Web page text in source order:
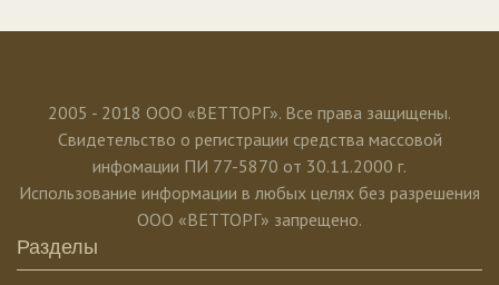
2005 - 2018 ООО «ВЕТТОРГ». Все права защищены.
Свидетельство о регистрации средства массовой
инфомации ПИ 77-5870 от 30.11.2000 г.
Использование информации в любых целях без разрешения
ООО «ВЕТТОРГ» запрещено.
Разделы